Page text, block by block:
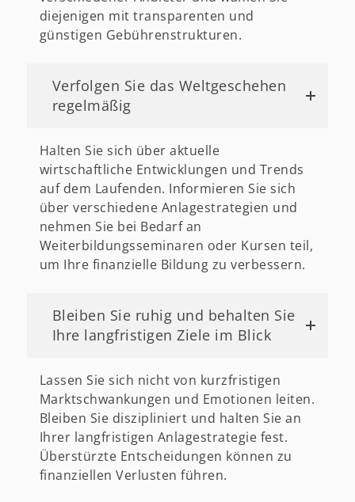
diejenigen mit transparenten und
günstigen Gebührenstrukturen.
Verfolgen Sie das Weltgeschehen
regelmäßig
Halten Sie sich über aktuelle
wirtschaftliche Entwicklungen und Trends
auf dem Laufenden. Informieren Sie sich
über verschiedene Anlagestrategien und
nehmen Sie bei Bedarf an
Weiterbildungsseminaren oder Kursen teil,
um Ihre finanzielle Bildung zu verbessern.
Bleiben Sie ruhig und behalten Sie
Ihre langfristigen Ziele im Blick
Lassen Sie sich nicht von kurzfristigen
Marktschwankungen und Emotionen leiten.
Bleiben Sie diszipliniert und halten Sie an
Ihrer langfristigen Anlagestrategie fest.
Überstürzte Entscheidungen können zu
finanziellen Verlusten führen.